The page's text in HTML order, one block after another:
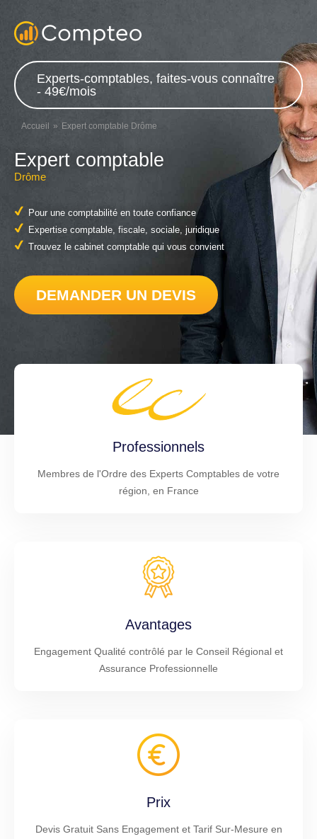
Experts-comptables, faites-vous connaître
- 49€/mois
Accueil Expert comptable Drôme
Expert comptable
Drôme
Pour une comptabilité en toute confiance
Expertise comptable, fiscale, sociale, juridique
Trouvez le cabinet comptable qui vous convient
DEMANDER UN DEVIS
Professionnels
Membres de l'Ordre des Experts Comptables de votre
région, en France
Avantages
Engagement Qualité contrôlé par le Conseil Régional et
Assurance Professionnelle
Prix
Devis Gratuit Sans Engagement et Tarif Sur-Mesure en